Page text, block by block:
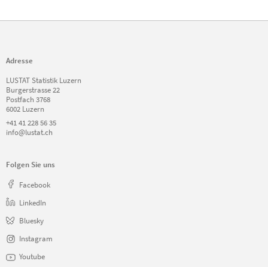
Adresse
LUSTAT Statistik Luzern
Burgerstrasse 22
Postfach 3768
6002 Luzern
+41 41 228 56 35
info@lustat.ch
Folgen Sie uns
Facebook
LinkedIn
Bluesky
Instagram
Youtube